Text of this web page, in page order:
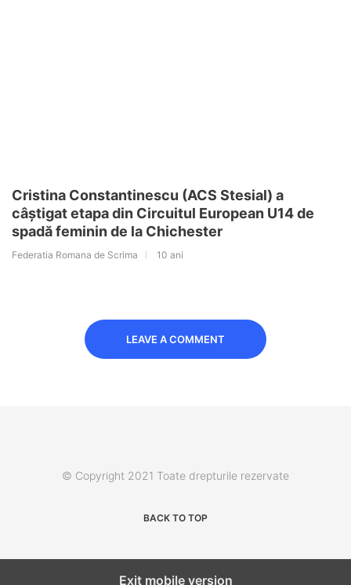
Cristina Constantinescu (ACS Stesial) a
câștigat etapa din Circuitul European U14 de
spadă feminin de la Chichester
Federatia Romana de Scrima 10 ani
LEAVE A COMMENT
© Copyright 2021 Toate drepturile rezervate
BACK TO TOP
Exit mobile version